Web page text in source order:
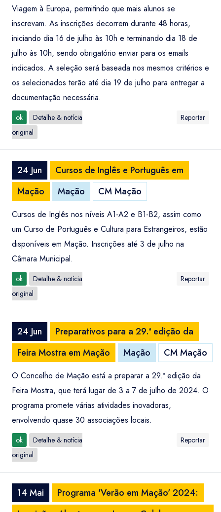
Viagem à Europa, permitindo que mais alunos se
inscrevam. As inscrições decorrem durante 48 horas,
iniciando dia 16 de julho às 10h e terminando dia 18 de
julho às 10h, sendo obrigatório enviar para os emails
indicados. A seleção será baseada nos mesmos critérios e
os selecionados terão até dia 19 de julho para entregar a
documentação necessária.
ok
Detalhe & notícia
original
Reportar
24 Jun
Cursos de Inglês e Português em
Mação
Mação CM Mação
Cursos de Inglês nos níveis A1-A2 e B1-B2, assim como
um Curso de Português e Cultura para Estrangeiros, estão
disponíveis em Mação. Inscrições até 3 de julho na
Câmara Municipal.
ok
Detalhe & notícia
original
Reportar
24 Jun
Preparativos para a 29.ª edição da
Feira Mostra em Mação
Mação CM Mação
O Concelho de Mação está a preparar a 29.ª edição da
Feira Mostra, que terá lugar de 3 a 7 de julho de 2024. O
programa promete várias atividades inovadoras,
envolvendo quase 30 associações locais.
ok
Detalhe & notícia
original
Reportar
14 Mai
Programa 'Verão em Mação' 2024: